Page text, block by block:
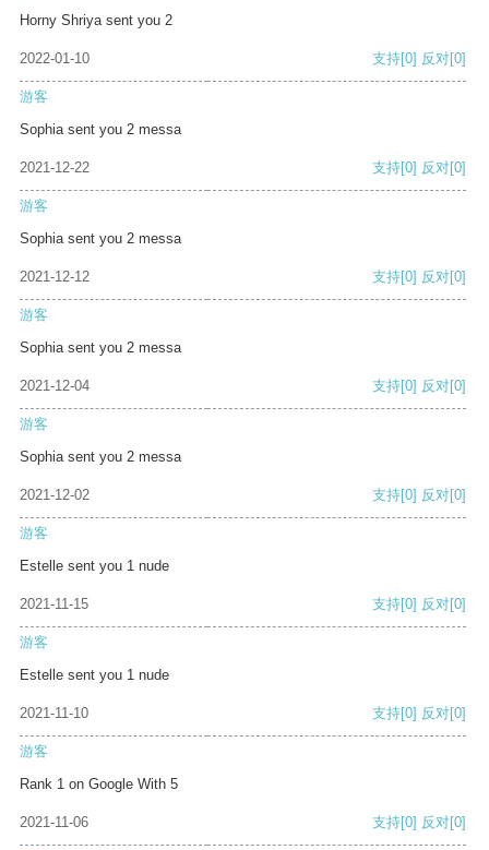
Horny Shriya sent you 2
2022-01-10 支持[0] 反对[0]
游客
Sophia sent you 2 messa
2021-12-22 支持[0] 反对[0]
游客
Sophia sent you 2 messa
2021-12-12 支持[0] 反对[0]
游客
Sophia sent you 2 messa
2021-12-04 支持[0] 反对[0]
游客
Sophia sent you 2 messa
2021-12-02 支持[0] 反对[0]
游客
Estelle sent you 1 nude
2021-11-15 支持[0] 反对[0]
游客
Estelle sent you 1 nude
2021-11-10 支持[0] 反对[0]
游客
Rank 1 on Google With 5
2021-11-06 支持[0] 反对[0]